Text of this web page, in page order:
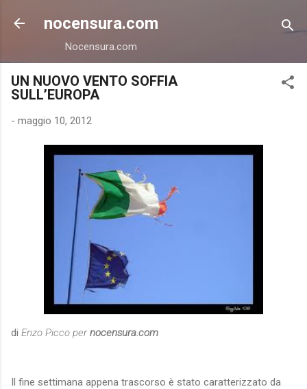
Passa ai contenuti principali
nocensura.com
Nocensura.com
UN NUOVO VENTO SOFFIA
SULL’EUROPA
- maggio 10, 2012
di Enzo Picco pernocensura.com
Il fine settimana appena trascorso è stato caratterizzato da